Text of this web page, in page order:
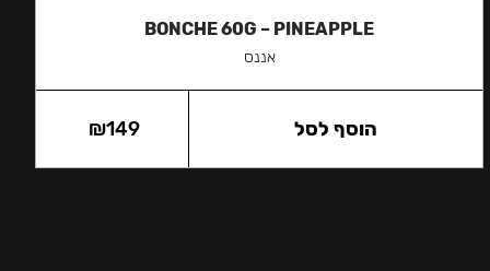
BONCHE 60G – PINEAPPLE
אננס
₪149 הוסף לסל